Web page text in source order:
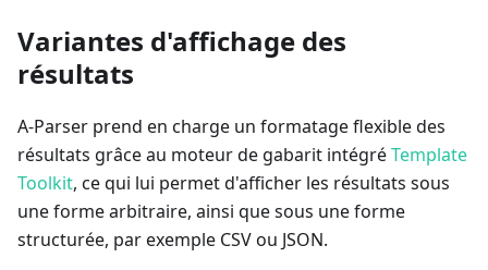
Variantes d'affichage des
résultats
A-Parser prend en charge un formatage flexible des
résultats grâce au moteur de gabarit intégréTemplate
Toolkit, ce qui lui permet d'afficher les résultats sous
une forme arbitraire, ainsi que sous une forme
structurée, par exemple CSV ou JSON.